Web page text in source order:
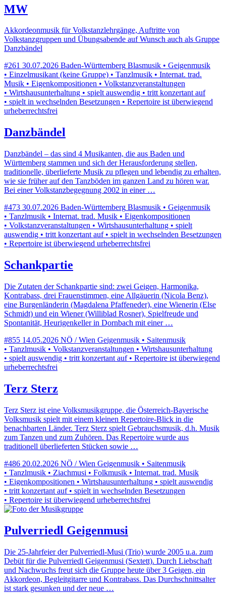
MW
Akkordeonmusik für Volkstanzlehrgänge, Auftritte von
Volkstanzgruppen und Übungsabende auf Wunsch auch als Gruppe
Danzbändel
#261 30.07.2026 Baden-Württemberg Blasmusik • Geigenmusik
• Einzelmusikant (keine Gruppe) • Tanzlmusik • Internat. trad.
Musik • Eigenkompositionen • Volkstanzveranstaltungen
• Wirtshausunterhaltung • spielt auswendig • tritt konzertant auf
• spielt in wechselnden Besetzungen • Repertoire ist überwiegend
urheberrechtsfrei
Danzbändel
Danzbändel – das sind 4 Musikanten, die aus Baden und
Württemberg stammen und sich der Herausforderung stellen,
traditionelle, überlieferte Musik zu pflegen und lebendig zu erhalten,
wie sie früher auf den Tanzböden im ganzen Land zu hören war.
Bei einer Volkstanzbegegnung 2002 in einer …
#473 30.07.2026 Baden-Württemberg Blasmusik • Geigenmusik
• Tanzlmusik • Internat. trad. Musik • Eigenkompositionen
• Volkstanzveranstaltungen • Wirtshausunterhaltung • spielt
auswendig • tritt konzertant auf • spielt in wechselnden Besetzungen
• Repertoire ist überwiegend urheberrechtsfrei
Schankpartie
Die Zutaten der Schankpartie sind: zwei Geigen, Harmonika,
Kontrabass, drei Frauenstimmen, eine Allgäuerin (Nicola Benz),
eine Burgenländerin (Magdalena Pfaffeneder), eine Wienerin (Else
Schmidt) und ein Wiener (Williblad Rosner), Spielfreude und
Spontanität, Heurigenkeller in Dornbach mit einer …
#855 14.05.2026 NÖ / Wien Geigenmusik • Saitenmusik
• Tanzlmusik • Volkstanzveranstaltungen • Wirtshausunterhaltung
• spielt auswendig • tritt konzertant auf • Repertoire ist überwiegend
urheberrechtsfrei
Terz Sterz
Terz Sterz ist eine Volksmusikgruppe, die Österreich-Bayerische
Volksmusik spielt mit einem kleinen Repertoire-Blick in die
benachbarten Länder. Terz Sterz spielt Gebrauchsmusik, d.h. Musik
zum Tanzen und zum Zuhören. Das Repertoire wurde aus
traditionell überlieferten Stücken sowie …
#486 20.02.2026 NÖ / Wien Geigenmusik • Saitenmusik
• Tanzlmusik • Ziachmusi • Folkmusik • Internat. trad. Musik
• Eigenkompositionen • Wirtshausunterhaltung • spielt auswendig
• tritt konzertant auf • spielt in wechselnden Besetzungen
• Repertoire ist überwiegend urheberrechtsfrei
Pulverriedl Geigenmusi
Die 25-Jahrfeier der Pulverriedl-Musi (Trio) wurde 2005 u.a. zum
Debüt für die Pulverriedl Geigenmusi (Sextett). Durch Liebschaft
und Nachwuchs freut sich die Gruppe heute über 3 Geigen, ein
Akkordeon, Begleitgitarre und Kontrabass. Das Durchschnittsalter
ist stark gesunken und der neue …